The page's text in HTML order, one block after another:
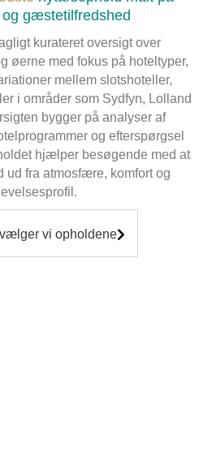
gæstetilfredshed
kurateret oversigt over
øerne med fokus på hoteltyper,
mellem slotshoteller,
i områder som Sydfyn, Lolland
bygger på analyser af
og efterspørgsel
hjælper besøgende med at
fra atmosfære, komfort og
vi opholdene